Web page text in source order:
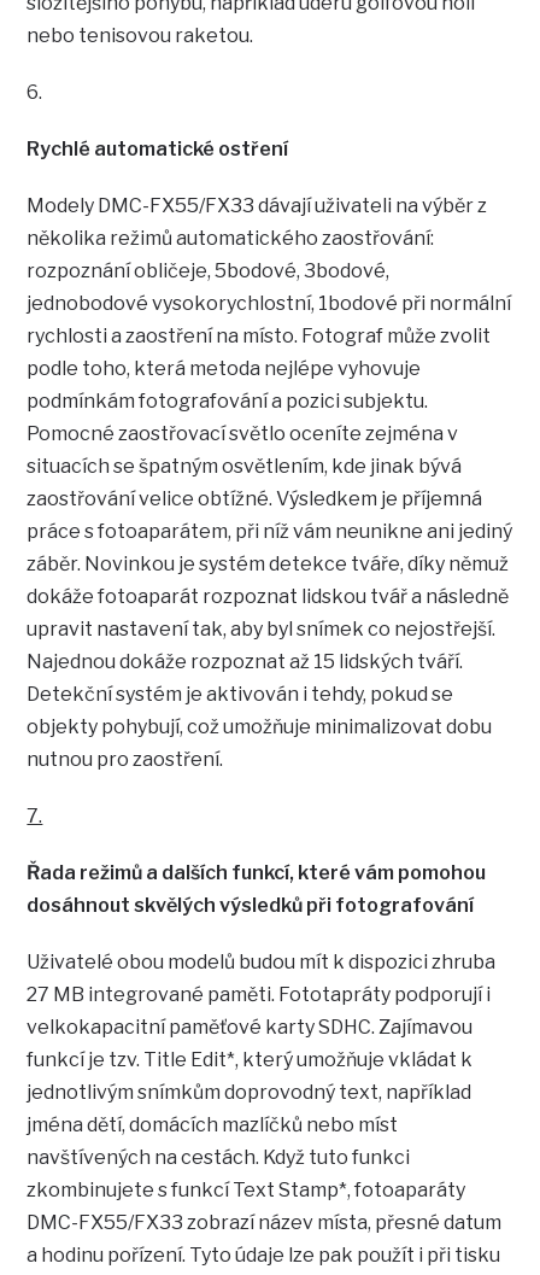
nebo tenisovou raketou.
6.
Rychlé automatické ostření
Modely DMC-FX55/FX33 dávají uživateli na výběr z
několika režimů automatického zaostřování:
rozpoznání obličeje, 5bodové, 3bodové,
jednobodové vysokorychlostní, 1bodové při normální
rychlosti a zaostření na místo. Fotograf může zvolit
podle toho, která metoda nejlépe vyhovuje
podmínkám fotografování a pozici subjektu.
Pomocné zaostřovací světlo oceníte zejména v
situacích se špatným osvětlením, kde jinak bývá
zaostřování velice obtížné. Výsledkem je příjemná
práce s fotoaparátem, při níž vám neunikne ani jediný
záběr. Novinkou je systém detekce tváře, díky němuž
dokáže fotoaparát rozpoznat lidskou tvář a následně
upravit nastavení tak, aby byl snímek co nejostřejší.
Najednou dokáže rozpoznat až 15 lidských tváří.
Detekční systém je aktivován i tehdy, pokud se
objekty pohybují, což umožňuje minimalizovat dobu
nutnou pro zaostření.
7.
Řada režimů a dalších funkcí, které vám pomohou
dosáhnout skvělých výsledků při fotografování
Uživatelé obou modelů budou mít k dispozici zhruba
27 MB integrované paměti. Fototapráty podporují i
velkokapacitní paměťové karty SDHC. Zajímavou
funkcí je tzv. Title Edit*, který umožňuje vkládat k
jednotlivým snímkům doprovodný text, například
jména dětí, domácích mazlíčků nebo míst
navštívených na cestách. Když tuto funkci
zkombinujete s funkcí Text Stamp*, fotoaparáty
DMC-FX55/FX33 zobrazí název místa, přesné datum
a hodinu pořízení. Tyto údaje lze pak použít i při tisku